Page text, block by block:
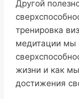
Другой
тренировка
медитации мы
жизни и как
достижения